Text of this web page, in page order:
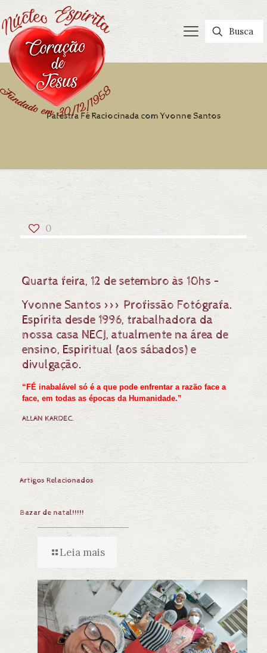
Palestra Fé Raciocinada com Yvonne Santos
0
Quarta feira, 12 de setembro às 10hs –
Yvonne Santos >>> Profissão Fotógrafa.
Espírita desde 1996, trabalhadora da
nossa casa NECJ, atualmente na área de
ensino, Espiritual (aos sábados) e
divulgação.
“FÉ inabalável só é a que pode enfrentar a razão face a
face, em todas as épocas da Humanidade.”
ALLAN KARDEC.
Artigos Relacionados
Bazar de natal!!!!!
Leia mais